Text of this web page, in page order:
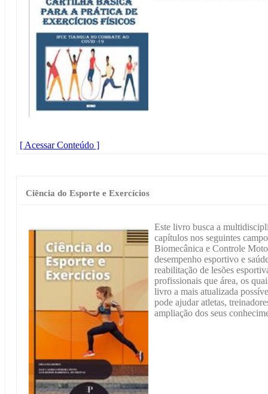
[ Acessar Conteúdo ]
Ciência do Esporte e Exercícios
Este livro busca a
capítulos nos seguintes
Biomecânica e Controle
desempenho esportivo e
reabilitação de lesões
profissionais que área, os
livro a mais atualizada
pode ajudar atletas,
ampliação dos seus